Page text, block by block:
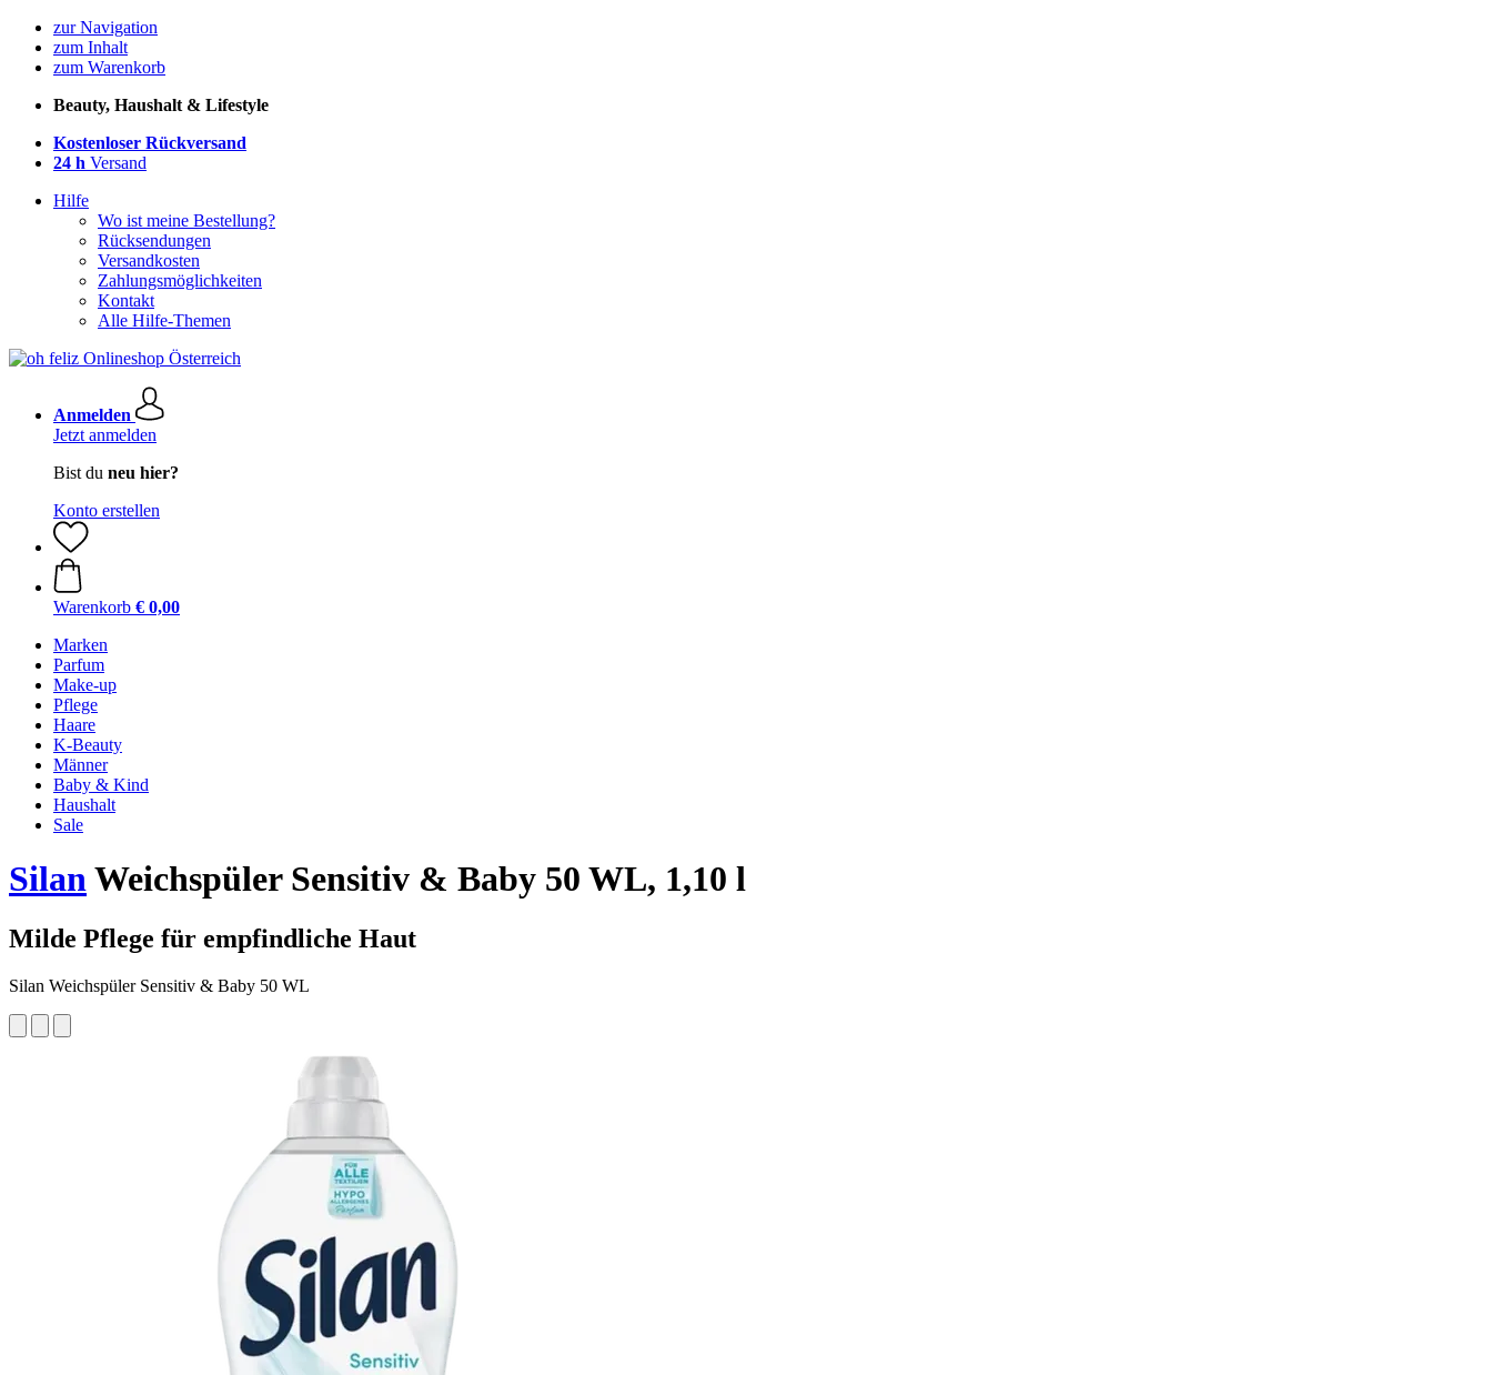
zur Navigation
zum Inhalt
zum Warenkorb
Beauty, Haushalt & Lifestyle
Kostenloser Rückversand
24 h Versand
Hilfe
Wo ist meine Bestellung?
Rücksendungen
Versandkosten
Zahlungsmöglichkeiten
Kontakt
Alle Hilfe-Themen
Anmelden
Jetzt anmelden
Bist du neu hier?
Konto erstellen
Warenkorb € 0,00
Marken
Parfum
Make-up
Pflege
Haare
K-Beauty
Männer
Baby & Kind
Haushalt
Sale
SilanWeichspüler Sensitiv & Baby 50 WL, 1,10 l
Milde Pflege für empfindliche Haut
Silan Weichspüler Sensitiv & Baby 50 WL